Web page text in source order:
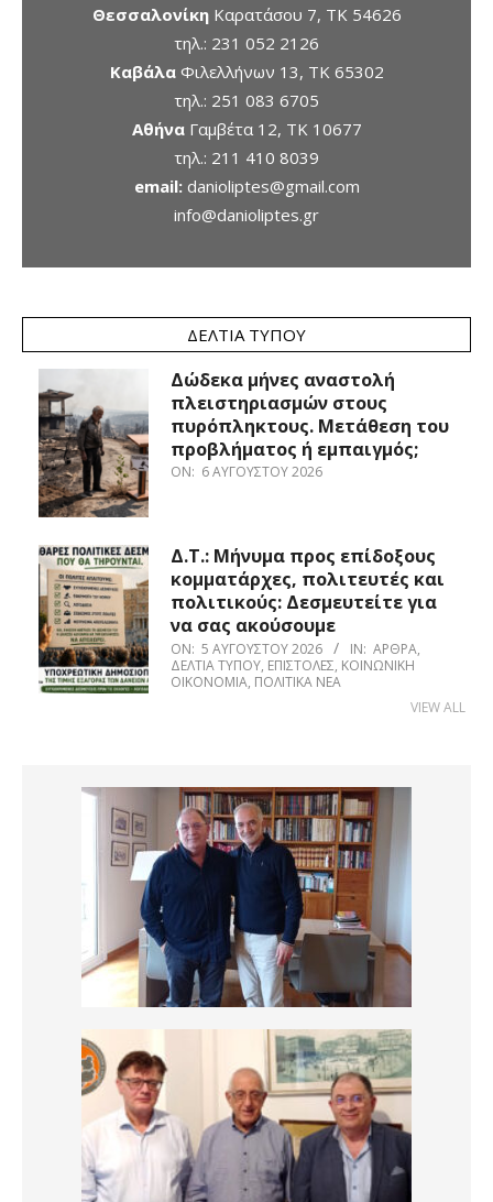
ΘεσσαλονίκηΚαρατάσου 7, TK 54626
τηλ.: 231 052 2126
ΚαβάλαΦιλελλήνων 13, ΤΚ 65302
τηλ.: 251 083 6705
ΑθήναΓαμβέτα 12, ΤΚ 10677
τηλ.: 211 410 8039
email: danioliptes@gmail.com
info@danioliptes.gr
ΔΕΛΤΊΑ ΤΎΠΟΥ
Δώδεκα μήνες αναστολή
πλειστηριασμών στους
πυρόπληκτους. Μετάθεση του
προβλήματος ή εμπαιγμός;
ON: 6 ΑΥΓΟΎΣΤΟΥ 2026
Δ.Τ.: Μήνυμα προς επίδοξους
κομματάρχες, πολιτευτές και
πολιτικούς: Δεσμευτείτε για
να σας ακούσουμε
ON: 5 ΑΥΓΟΎΣΤΟΥ 2026 IN: ΆΡΘΡΑ,
ΔΕΛΤΊΑ ΤΎΠΟΥ, ΕΠΙΣΤΟΛΈΣ, ΚΟΙΝΩΝΙΚΉ
ΟΙΚΟΝΟΜΊΑ, ΠΟΛΙΤΙΚΆ ΝΈΑ
VIEW ALL